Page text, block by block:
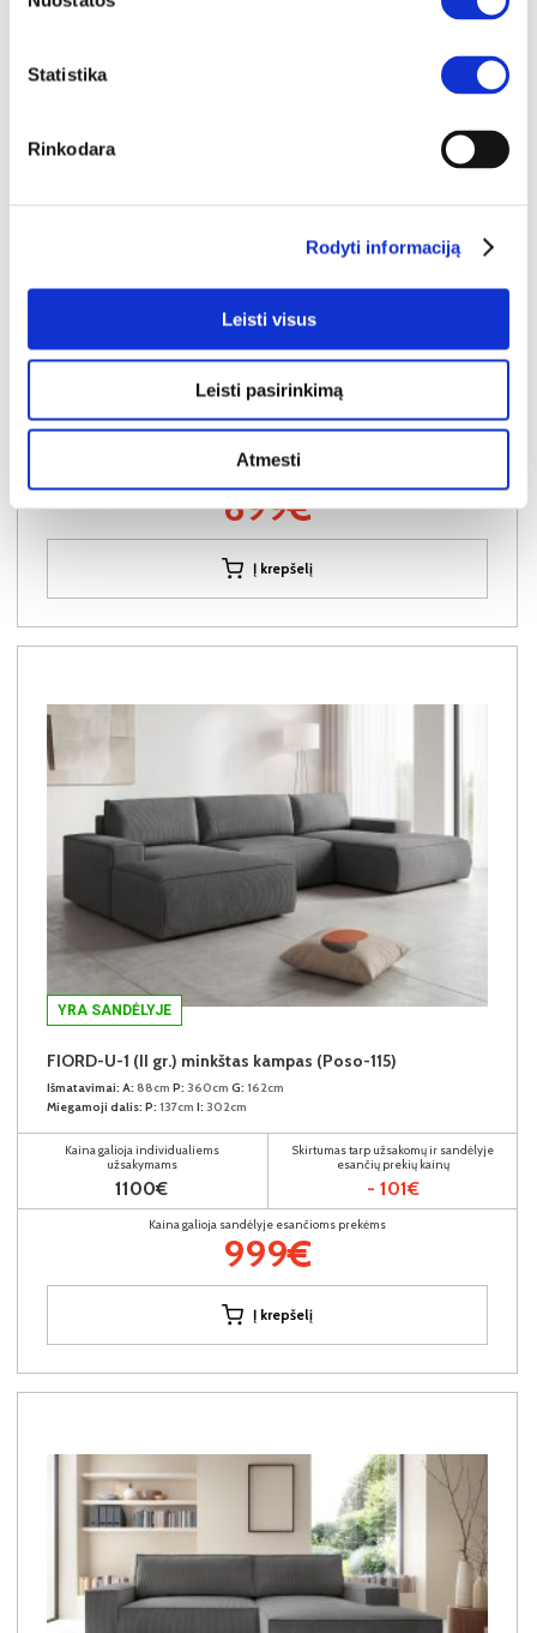
Statistika
Rinkodara
Rodyti informaciją
Leisti visus
Leisti pasirinkimą
Atmesti
FIORD-M (II gr.) minkštas kampas (Poso-140) D
Miegamoji dalis:P:135cmI:210cm
užsakymams
Skirtumas tarp užsakomų ir sandėlyje
esančių prekių kainų
699€
Į krepšelį
YRA SANDĖLYJE
FIORD-U-1 (II gr.) minkštas kampas (Poso-115)
Išmatavimai: A: 88cm P: 360cm G: 162cm
Miegamoji dalis: P: 137cm I: 302cm
Kaina galioja individualiems
užsakymams
1100€
Skirtumas tarp užsakomų ir sandėlyje
esančių prekių kainų
- 101€
Kaina galioja sandėlyje esančioms prekėms
999€
Į krepšelį